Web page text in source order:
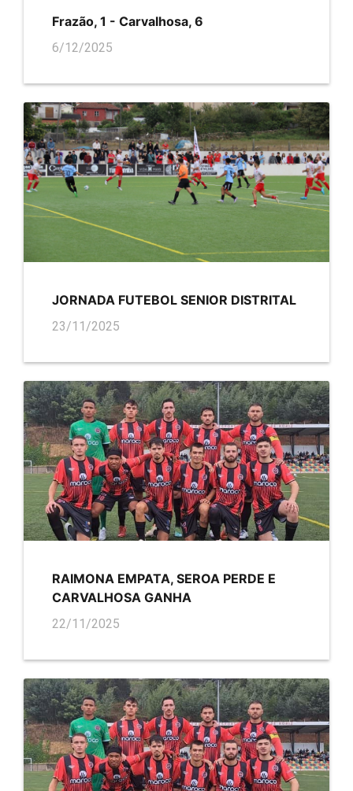
Frazão, 1 - Carvalhosa, 6
6/12/2025
JORNADA FUTEBOL SENIOR DISTRITAL
23/11/2025
RAIMONA EMPATA, SEROA PERDE E
CARVALHOSA GANHA
22/11/2025